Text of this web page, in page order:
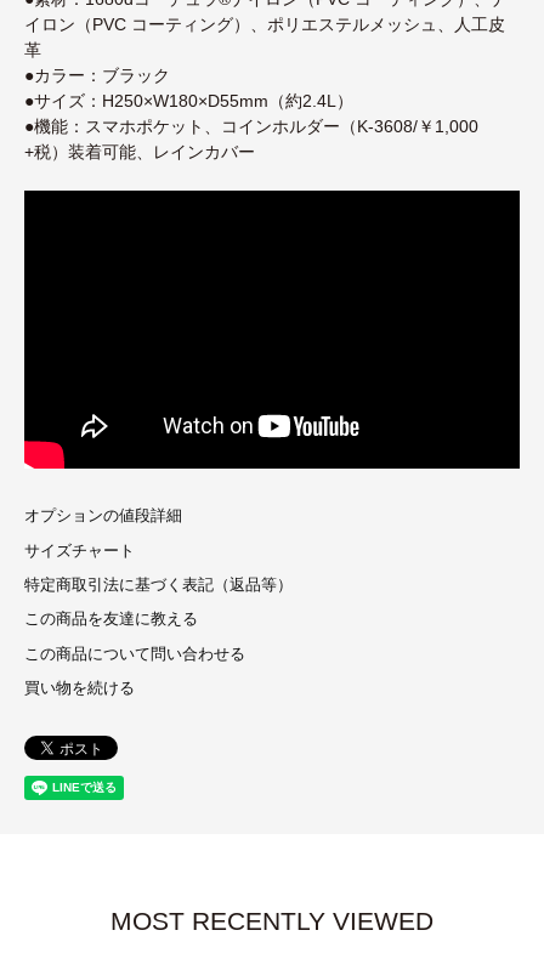
イロン（PVC コーティング）、ポリエステルメッシュ、人工皮
革
●カラー：ブラック
●サイズ：H250×W180×D55mm（約2.4L）
●機能：スマホポケット、
コインホルダー（K-3608/￥1,000
+税） 装着可能、レインカバー
オプションの値段詳細
サイズチャート
特定商取引法に基づく表記（返品等）
この商品を友達に教える
この商品について問い合わせる
買い物を続ける
MOST RECENTLY VIEWED